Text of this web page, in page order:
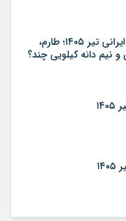
قیمت جدید انواع برنج ایرانی تیر ۱۴۰۵؛ طارم،
نیم دانه کیلویی چند؟